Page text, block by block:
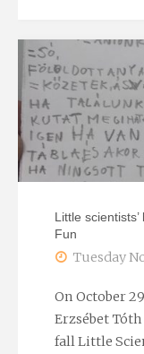
–
Judit
Expo
Little
Fun
Tuesday
On October
Erzsébet
fall Little